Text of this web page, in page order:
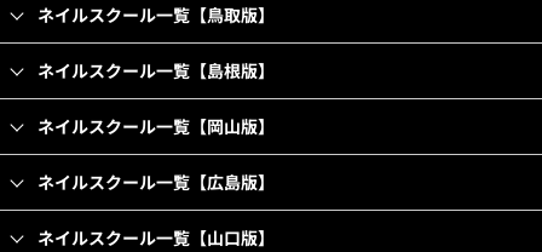
ネイルスクール一覧【鳥取版】
ネイルスクール一覧【島根版】
ネイルスクール一覧【岡山版】
ネイルスクール一覧【広島版】
ネイルスクール一覧【山口版】